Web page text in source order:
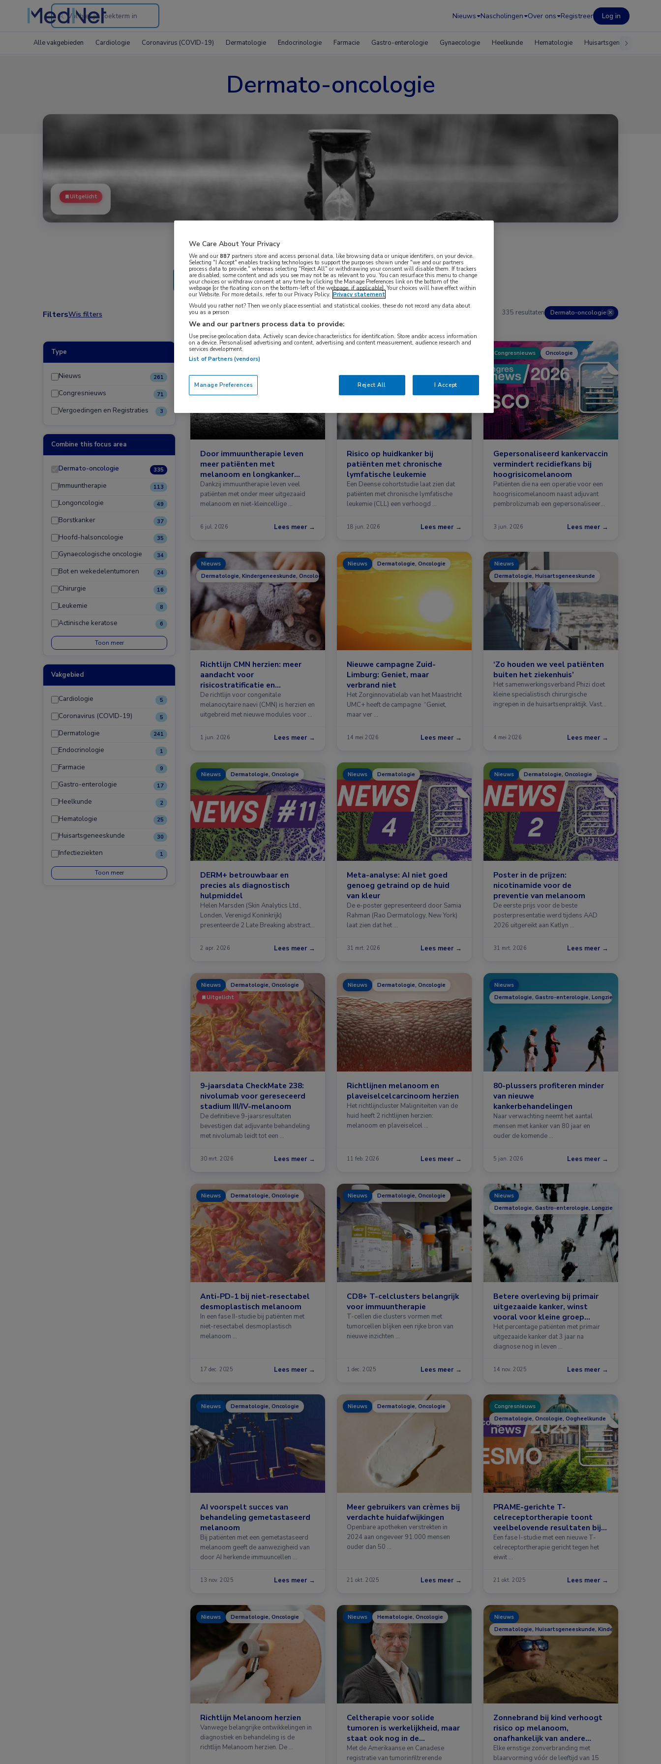
Search
the
Nieuws Nascholingen Over ons Registreer Log in
Alle vakgebieden Cardiologie Coronavirus (COVID-19) Dermatologie Endocrinologie Farmacie Gastro-enterologie Gynaecologie Heelkunde Hematologie Huisartsgeneeskunde
Dermato-oncologie
Uitgelicht
FiltersWis filters 335 resultaten Dermato-oncologie ✕
Type
Nieuws 261
Congresnieuws 71
Vergoedingen en Registraties 3
Combine this focus area
Dermato-oncologie 335
Immuuntherapie 113
Longoncologie 49
Borstkanker 37
Hoofd-halsoncologie 35
Gynaecologische oncologie 34
Bot en wekedelentumoren 24
Chirurgie 16
Leukemie 8
Actinische keratose 6
Toon meer
Vakgebied
Cardiologie 5
Coronavirus (COVID-19) 5
Dermatologie 241
Endocrinologie 1
Farmacie 9
Gastro-enterologie 17
Heelkunde 2
Hematologie 25
Huisartsgeneeskunde 30
Infectieziekten 1
Toon meer
Nieuws
Door immuuntherapie leven
meer patiënten met
melanoom en longkanker
langer
Dankzij immuuntherapie leven veel
patiënten met onder meer uitgezaaid
melanoom en niet-kleincellige …
6 jul. 2026 Lees meer →
Risico op huidkanker bij
patiënten met chronische
lymfatische leukemie
Een Deense cohortstudie laat zien dat
patiënten met chronische lymfatische
leukemie (CLL) een verhoogd …
18 jun. 2026 Lees meer →
Congresnieuws Oncologie
Gepersonaliseerd kankervaccin
vermindert recidiefkans bij
hoogrisicomelanoom
Patiënten die na een operatie voor een
hoogrisicomelanoom naast adjuvant
pembrolizumab een gepersonaliseerd
3 jun. 2026 Lees meer →
Nieuws
Dermatologie, Kindergeneeskunde, Oncologie
Richtlijn CMN herzien: meer
aandacht voor
risicostratificatie en
psychosociale zorg
De richtlijn voor congenitale
melanocytaire naevi (CMN) is herzien en
uitgebreid met nieuwe modules voor …
1 jun. 2026 Lees meer →
Nieuws Dermatologie, Oncologie
Nieuwe campagne Zuid-
Limburg: Geniet, maar
verbrand niet
Het Zorginnovatielab van het Maastricht
UMC+ heeft de campagne “Geniet,
maar ver …
14 mei 2026 Lees meer →
Nieuws
Dermatologie, Huisartsgeneeskunde
‘Zo houden we veel patiënten
buiten het ziekenhuis’
Het samenwerkingsverband Phizi doet
kleine specialistisch chirurgische
ingrepen in de huisartsenpraktijk. Vaste
4 mei 2026 Lees meer →
Nieuws Dermatologie, Oncologie
DERM+ betrouwbaar en
precies als diagnostisch
hulpmiddel
Helen Marsden (Skin Analytics Ltd.,
Londen, Verenigd Koninkrijk)
presenteerde 2 Late Breaking abstracts
2 apr. 2026 Lees meer →
Nieuws Dermatologie
Meta-analyse: AI niet goed
genoeg getraind op de huid
van kleur
De e-poster gepresenteerd door Samia
Rahman (Rao Dermatology, New York)
laat zien dat het …
31 mrt. 2026 Lees meer →
Nieuws Dermatologie, Oncologie
Poster in de prijzen:
nicotinamide voor de
preventie van melanoom
De eerste prijs voor de beste
posterpresentatie werd tijdens AAD
2026 uitgereikt aan Katlyn …
31 mrt. 2026 Lees meer →
Nieuws
Dermatologie, Oncologie
Uitgelicht
9-jaarsdata CheckMate 238:
nivolumab voor gereseceerd
stadium III/IV-melanoom
De definitieve 9-jaarsresultaten
bevestigen dat adjuvante behandeling
met nivolumab leidt tot een …
30 mrt. 2026 Lees meer →
Nieuws Dermatologie, Oncologie
Richtlijnen melanoom en
plaveiselcelcarcinoom herzien
Het richtlijncluster Maligniteiten van de
huid heeft 2 richtlijnen herzien:
melanoom en plaveiselcel …
11 feb. 2026 Lees meer →
Nieuws
Dermatologie, Gastro-enterologie, Longziekten, Oncologie,
80-plussers profiteren minder
van nieuwe
kankerbehandelingen
Naar verwachting neemt het aantal
mensen met kanker van 80 jaar en
ouder de komende …
5 jan. 2026 Lees meer →
Nieuws Dermatologie, Oncologie
Anti-PD-1 bij niet-resectabel
desmoplastisch melanoom
In een fase II-studie bij patiënten met
niet-resectabel desmoplastisch
melanoom …
17 dec. 2025 Lees meer →
Nieuws Dermatologie, Oncologie
CD8+ T-celclusters belangrijk
voor immuuntherapie
T-cellen die clusters vormen met
tumorcellen blijken een rijke bron van
nieuwe inzichten …
1 dec. 2025 Lees meer →
Nieuws
Dermatologie, Gastro-enterologie, Longziekten, Oncologie,
Betere overleving bij primair
uitgezaaide kanker, winst
vooral voor kleine groep
patiënten
Het percentage patiënten met primair
uitgezaaide kanker dat 3 jaar na
diagnose nog in leven …
14 nov. 2025 Lees meer →
Nieuws Dermatologie, Oncologie
AI voorspelt succes van
behandeling gemetastaseerd
melanoom
Bij patiënten met een gemetastaseerd
melanoom geeft de aanwezigheid van
door AI herkende immuuncellen …
13 nov. 2025 Lees meer →
Nieuws Dermatologie, Oncologie
Meer gebruikers van crèmes bij
verdachte huidafwijkingen
Openbare apotheken verstrekten in
2024 aan ongeveer 91.000 mensen
ouder dan 50 …
21 okt. 2025 Lees meer →
Congresnieuws
Dermatologie, Oncologie, Oogheelkunde
PRAME-gerichte T-
celreceptortherapie toont
veelbelovende resultaten bij
uveamelanoom
Een fase I-studie met een nieuwe T-
celreceptortherapie gericht tegen het
eiwit …
21 okt. 2025 Lees meer →
Nieuws Dermatologie, Oncologie
Richtlijn Melanoom herzien
Vanwege belangrijke ontwikkelingen in
diagnostiek en behandeling is de
richtlijn Melanoom herzien. De …
Nieuws Hematologie, Oncologie
Celtherapie voor solide
tumoren is werkelijkheid, maar
staat ook nog in de
kinderschoenen
Met de Amerikaanse en Canadese
registratie van tumorinfiltrerende
Nieuws
Dermatologie, Huisartsgeneeskunde, Kindergeneeskunde
Zonnebrand bij kind verhoogt
risico op melanoom,
onafhankelijk van andere
risicofactoren
Elke ernstige zonverbranding met
blaarvorming vóór de leeftijd van 15
We Care About Your Privacy
We and our887 partners store and access personal data, like browsing data or unique identifiers, on your device.
Selecting "I Accept" enables tracking technologies to support the purposes shown under "we and our partners
process data to provide," whereas selecting "Reject All" or withdrawing your consent will disable them. If trackers
are disabled, some content and ads you see may not be as relevant to you. You can resurface this menu to change
your choices or withdraw consent at any time by clicking the Manage Preferences link on the bottom of the
webpage [or the floating icon on the bottom-left of the webpage, if applicable]. Your choices will have effect within
our Website. For more details, refer to our Privacy Policy. Privacy statement
Would you rather not? Then we only place essential and statistical cookies, these do not record any data about
you as a person
We and our partners process data to provide:
Use precise geolocation data. Actively scan device characteristics for identification. Store and/or access information
on a device. Personalised advertising and content, advertising and content measurement, audience research and
services development.
List of Partners (vendors)
Reject All I Accept
Manage Preferences